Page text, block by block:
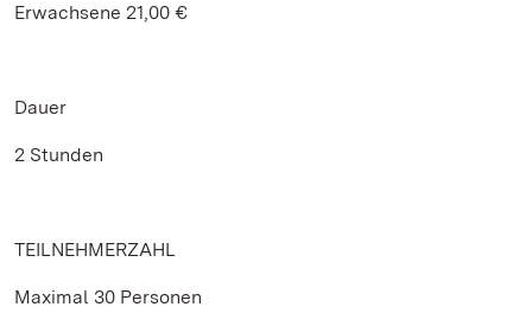
Erwachsene 21,00 €
Dauer
2 Stunden
TEILNEHMERZAHL
Maximal 30 Personen